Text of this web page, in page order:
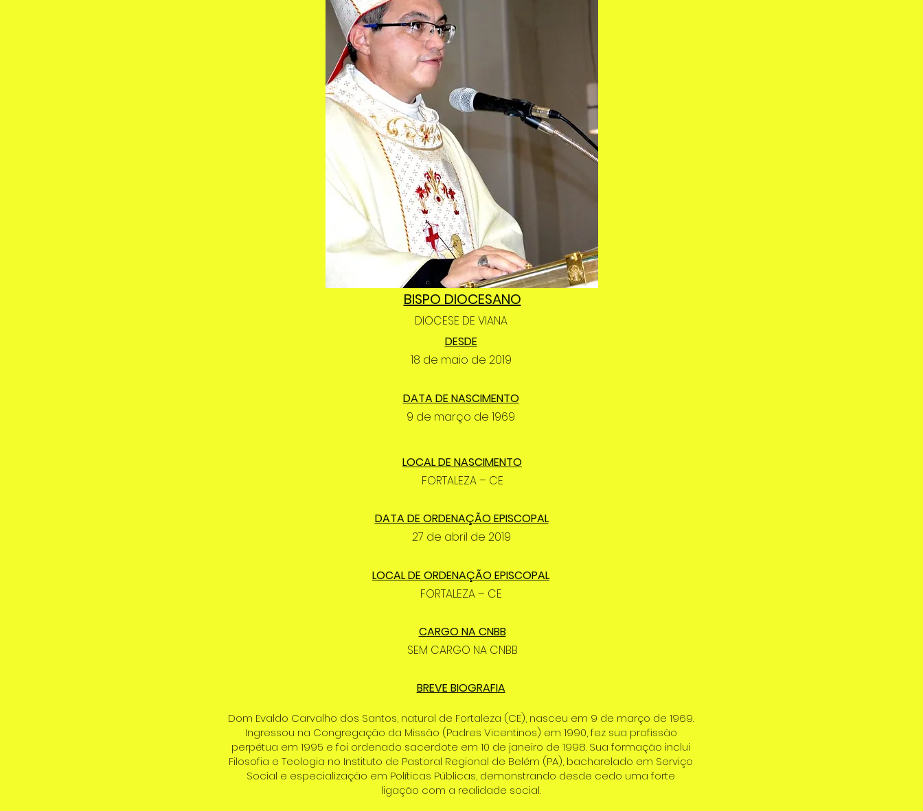
BISPO DIOCESANO
DIOCESE DE VIANA
DESDE
18 de maio de 2019
DATA DE NASCIMENTO
9 de março de 1969
LOCAL DE NASCIMENTO
FORTALEZA – CE
DATA DE ORDENAÇÃO EPISCOPAL
27 de abril de 2019
LOCAL DE ORDENAÇÃO EPISCOPAL
FORTALEZA – CE
CARGO NA CNBB
SEM CARGO NA CNBB
BREVE BIOGRAFIA
Dom Evaldo Carvalho dos Santos, natural de Fortaleza (CE), nasceu em 9 de março de 1969.
Ingressou na Congregação da Missão (Padres Vicentinos) em 1990, fez sua profissão
perpétua em 1995 e foi ordenado sacerdote em 10 de janeiro de 1998. Sua formação inclui
Filosofia e Teologia no Instituto de Pastoral Regional de Belém (PA), bacharelado em Serviço
Social e especialização em Políticas Públicas, demonstrando desde cedo uma forte
ligação com a realidade social.